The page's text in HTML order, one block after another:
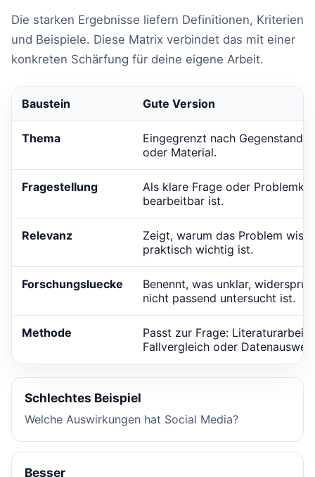
Die starken Ergebnisse liefern Definitionen, Kriterien
und Beispiele. Diese Matrix verbindet das mit einer
konkreten Schärfung für deine eigene Arbeit.
Baustein Gute Version
Thema
Eingegrenzt nach Gegenstand,
oder Material.
Fragestellung
Als klare Frage oder
bearbeitbar ist.
Relevanz
Zeigt, warum das Problem
praktisch wichtig ist.
Forschungsluecke
Benennt, was unklar,
nicht passend untersucht ist.
Methode
Passt zur Frage: Literaturarbeit,
Fallvergleich oder
Schlechtes Beispiel
Welche Auswirkungen hat Social Media?
Besser